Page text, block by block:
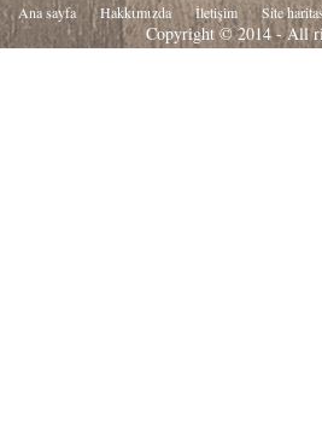
Ana sayfa Hakkιmιzda İletişim Site
Copyright © 2014 - All